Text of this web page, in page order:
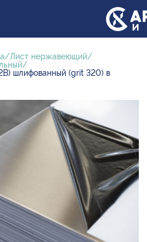
Лист нержавеющий
шлифованный (grit 320) в